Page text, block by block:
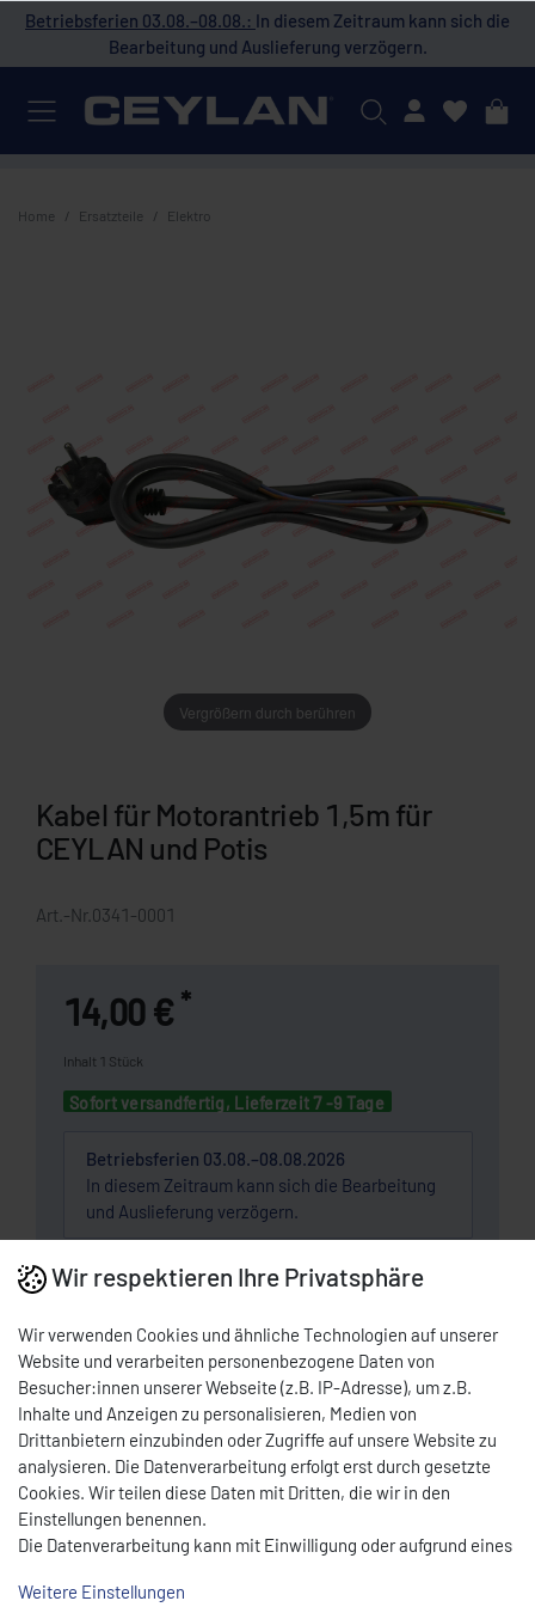
Betriebsferien 03.08.–08.08.: In diesem Zeitraum kann sich die
Bearbeitung und Auslieferung verzögern.
Mein Konto
Home Ersatzteile Elektro
Vergrößern durch berühren
Kabel für Motorantrieb 1,5m für
CEYLAN und Potis
Art.-Nr. 0341-0001
14,00 € *
Inhalt 1 Stück
Sofort versandfertig, Lieferzeit 7 -9 Tage
Betriebsferien 03.08.–08.08.2026
In diesem Zeitraum kann sich die Bearbeitung
und Auslieferung verzögern.
Wunschliste
* Nettopreis | Bruttopreis inkl. 19% MwSt.: 16,66 EUR, zzgl.Versandkosten
DOWNLOAD PDF
BESCHREIBUNG
Wir respektieren Ihre Privatsphäre
Wir verwenden Cookies und ähnliche Technologien auf unserer
Website und verarbeiten personenbezogene Daten von
Besucher:innen unserer Webseite (z.B. IP-Adresse), um z.B.
Inhalte und Anzeigen zu personalisieren, Medien von
Drittanbietern einzubinden oder Zugriffe auf unsere Website zu
analysieren. Die Datenverarbeitung erfolgt erst durch gesetzte
Cookies. Wir teilen diese Daten mit Dritten, die wir in den
Einstellungen benennen.
Die Datenverarbeitung kann mit Einwilligung oder aufgrund eines
oder abgelehnt werden. Es besteht das Recht, nicht einzuwilligen
Weitere Einstellungen